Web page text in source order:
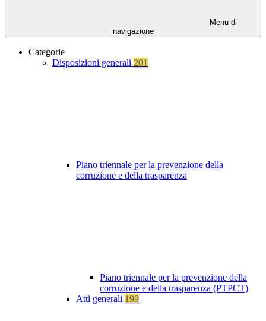
Menu di
navigazione
Categorie
Disposizioni generali 201
Piano triennale per la prevenzione della
corruzione e della trasparenza
Piano triennale per la prevenzione della
corruzione e della trasparenza (PTPCT)
Atti generali 199